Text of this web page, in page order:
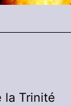
la Trinité